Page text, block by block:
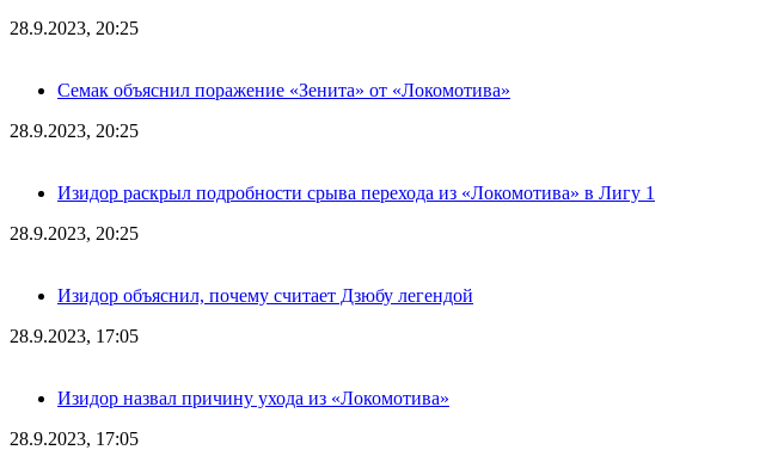
28.9.2023, 20:25
Семак объяснил поражение «Зенита» от «Локомотива»
28.9.2023, 20:25
Изидор раскрыл подробности срыва перехода из «Локомотива» в Лигу 1
28.9.2023, 20:25
Изидор объяснил, почему считает Дзюбу легендой
28.9.2023, 17:05
Изидор назвал причину ухода из «Локомотива»
28.9.2023, 17:05